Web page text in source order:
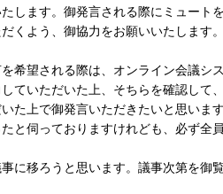
します。御発言される際にミュート
くよう、御協力をお願いいたします。
希望される際は、オンライン会議シ
ていただいた上、そちらを確認して
た上で御発言いただきたいと思いま
と伺っておりますけれども、必ず全
に移ろうと思います。議事次第を御覧